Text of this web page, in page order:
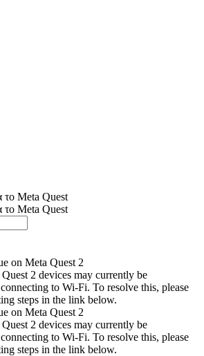
το Meta Quest
το Meta Quest
on Meta Quest 2
Quest 2 devices may currently be
to Wi-Fi. To resolve this, please
steps in the link below.
on Meta Quest 2
Quest 2 devices may currently be
to Wi-Fi. To resolve this, please
steps in the link below.